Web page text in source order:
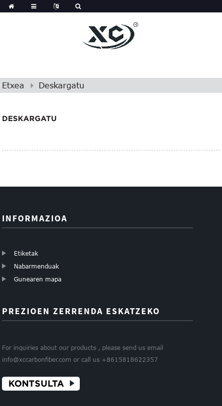
Etxea Deskargatu
DESKARGATU
INFORMAZIOA
Etiketak
Nabarmenduak
Gunearen mapa
PREZIOEN ZERRENDA ESKATZEKO
For inquiries about our products , please send us email
info@xccarbonfiber.com or call us +8615818622357
KONTSULTA